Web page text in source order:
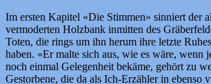
Im ersten Kapitel «Die Stimmen» sinniert der
vermoderten Holzbank inmitten des
Toten, die rings um ihn herum ihre letzte
haben. «Er malte sich aus, wie es wäre, wenn
noch einmal Gelegenheit bekäme, gehört zu
Gestorbene, die da als Ich-Erzähler in ebenso